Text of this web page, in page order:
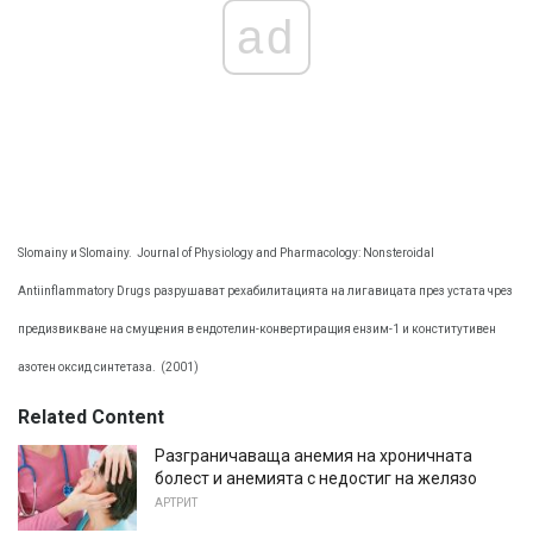
ad
Slomainy и Slomainy. Journal of Physiology and Pharmacology: Nonsteroidal
Antiinflammatory Drugs разрушават рехабилитацията на лигавицата през устата чрез
предизвикване на смущения в ендотелин-конвертиращия ензим-1 и конститутивен
азотен оксид синтетаза. (2001)
Related Content
Разграничаваща анемия на хроничната
болест и анемията с недостиг на желязо
АРТРИТ